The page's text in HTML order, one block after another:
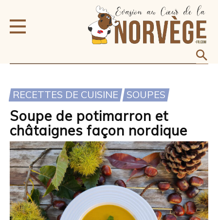
RECETTES DE CUISINE SOUPES
Soupe de potimarron et
châtaignes façon nordique